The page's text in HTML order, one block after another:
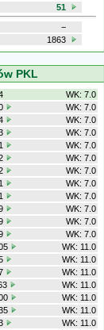
51
−
1863
PKL
WK: 7.0
WK: 7.0
WK: 7.0
WK: 7.0
WK: 7.0
WK: 7.0
WK: 7.0
WK: 7.0
WK: 7.0
WK: 7.0
WK: 7.0
WK: 7.0
WK: 11.0
WK: 11.0
WK: 11.0
WK: 11.0
WK: 11.0
WK: 11.0
WK: 11.0